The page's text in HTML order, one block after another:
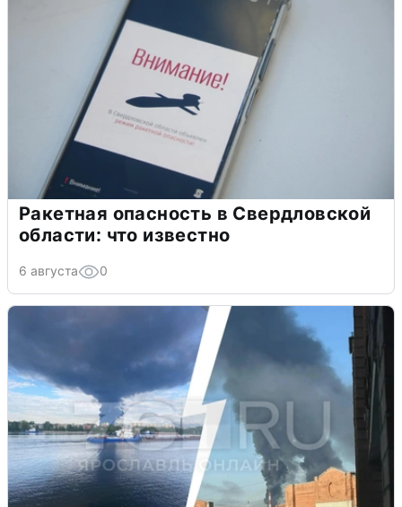
Ракетная опасность в Свердловской
области: что известно
6 августа 0